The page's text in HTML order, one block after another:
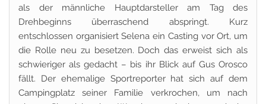
als der männliche Hauptdarsteller am Tag des
Drehbeginns überraschend abspringt. Kurz
entschlossen organisiert Selena ein Casting vor Ort, um
die Rolle neu zu besetzen. Doch das erweist sich als
schwieriger als gedacht – bis ihr Blick auf Gus Orosco
fällt. Der ehemalige Sportreporter hat sich auf dem
Campingplatz seiner Familie verkrochen, um nach